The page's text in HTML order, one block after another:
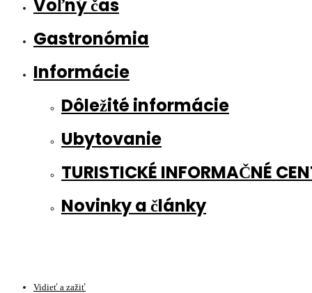
Voľný čas
Gastronómia
Informácie
Dôležité informácie
Ubytovanie
TURISTICKÉ INFORMAČNÉ
Novinky a články
Vidieť a zažiť